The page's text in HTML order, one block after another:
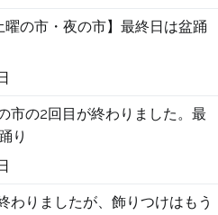
曜の市・夜の市】最終日は盆踊
市の2回目が終わりました。最
り
わりましたが、飾りつけはもう